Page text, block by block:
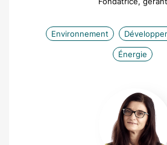
Environnement
Énergie
Valérie